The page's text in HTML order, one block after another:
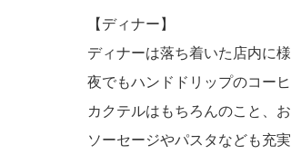
【ディナー】
ディナーは落ち着いた店内に
夜でもハンドドリップのコー
カクテルはもちろんのこと、
ソーセージやパスタなども充